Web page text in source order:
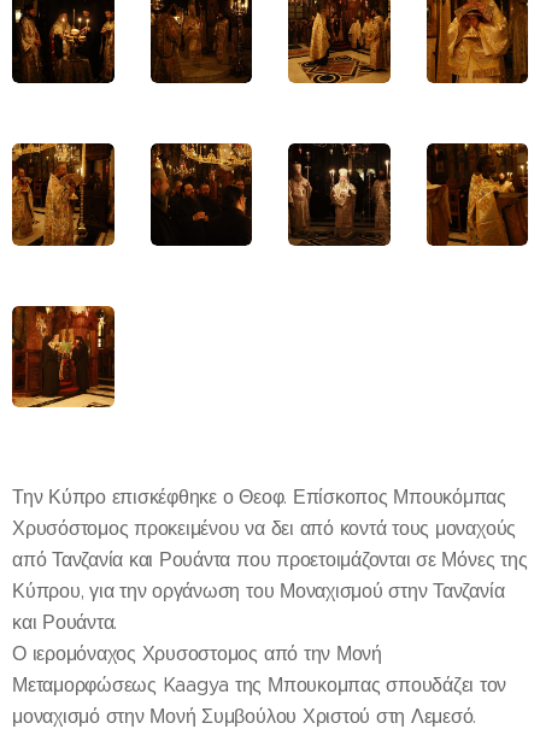
Την Κύπρο επισκέφθηκε ο Θεοφ. Επίσκοπος Μπουκόμπας
Χρυσόστομος προκειμένου να δει από κοντά τους μοναχούς
από Τανζανία και Ρουάντα που προετοιμάζονται σε Μόνες της
Κύπρου, για την οργάνωση του Μοναχισμού στην Τανζανία
και Ρουάντα.
Ο ιερομόναχος Χρυσοστομος από την Μονή
Μεταμορφώσεως Kaagya της Μπουκομπας σπουδάζει τον
μοναχισμό στην Μονή Συμβούλου Χριστού στη Λεμεσό.